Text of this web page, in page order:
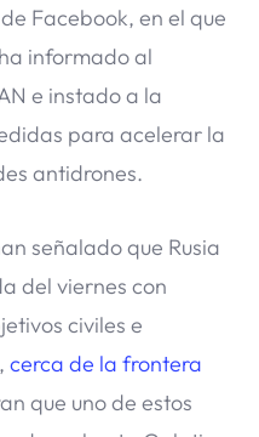
Facebook, en el que
informado al
e instado a la
para acelerar la
antidrones.
señalado que Rusia
del viernes con
civiles e
cerca de la frontera
que uno de estos